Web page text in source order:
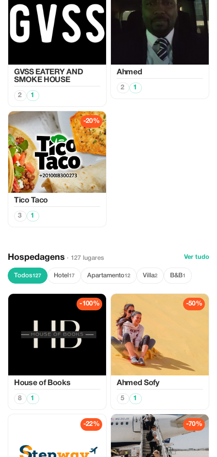
GVSS EATERY AND
SMOKE HOUSE
2 1
Ahmed
2 1
-20%
Tico Taco
3 1
Hospedagens · 127 lugares Ver tudo
Todos127 Hotel 17 Apartamento12 Villa2 B&B1
-100%
House of Books
8 1
-50%
Ahmed Sofy
5 1
-22% -70%